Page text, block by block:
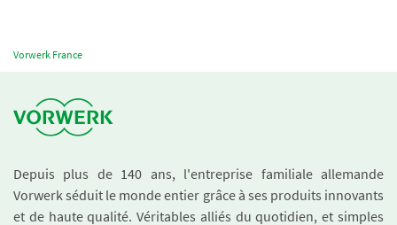
Vorwerk France
Depuis plus de 140 ans, l'entreprise familiale allemande
Vorwerk séduit le monde entier grâce à ses produits innovants
et de haute qualité. Véritables alliés du quotidien, et simples